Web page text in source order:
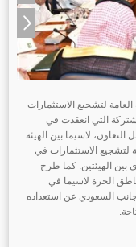
لتشجيع الاستثمارات
التي انعقدت في
سبل التعاون، لاسيما بين الهيئة
لتشجيع الاستثمارات في
بين الهيئتين. كما طرح
الحرة لاسيما في
السعودي عن استعداده